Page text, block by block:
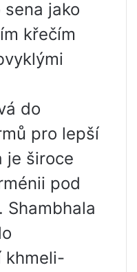
jako
křečím
do
pro lepší
je široce
pod
Shambhala
khmeli-